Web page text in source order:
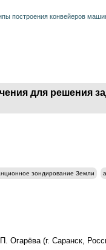
построения конвейеров
для решения
зондирование Земли
Огарёва (г. Саранск,